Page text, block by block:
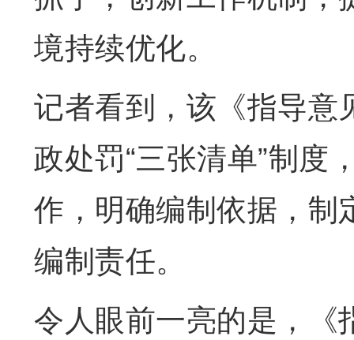
境持续优化。
记者看到，该《指导意
政处罚“三张清单”制度
作，明确编制依据，制
编制责任。
令人眼前一亮的是，《